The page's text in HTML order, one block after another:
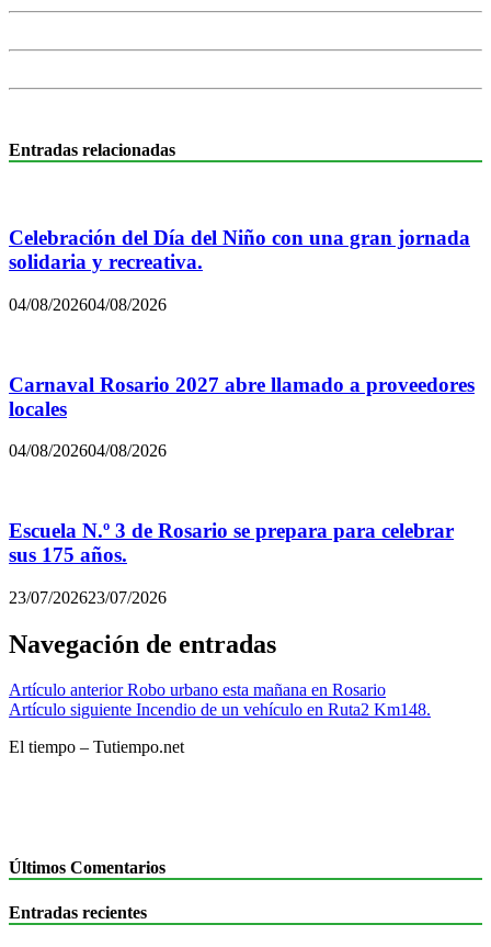
Entradas relacionadas
Celebración del Día del Niño con una gran jornada
solidaria y recreativa.
04/08/202604/08/2026
Carnaval Rosario 2027 abre llamado a proveedores
locales
04/08/202604/08/2026
Escuela N.º 3 de Rosario se prepara para celebrar
sus 175 años.
23/07/202623/07/2026
Navegación de entradas
Artículo anterior Robo urbano esta mañana en Rosario
Artículo siguiente Incendio de un vehículo en Ruta2 Km148.
El tiempo – Tutiempo.net
Últimos Comentarios
Entradas recientes